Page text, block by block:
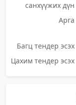
санхүүжих дүн
Арга
Багц тендер эсэх
Цахим тендер эсэх